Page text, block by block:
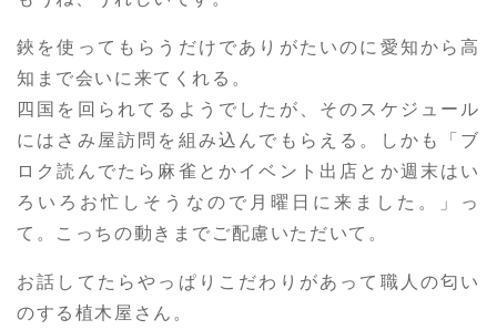
鋏を使ってもらうだけでありがたいのに愛知から高
知まで会いに来てくれる。
四国を回られてるようでしたが、そのスケジュール
にはさみ屋訪問を組み込んでもらえる。しかも「ブ
ロク読んでたら麻雀とかイベント出店とか週末はい
ろいろお忙しそうなので月曜日に来ました。」っ
て。こっちの動きまでご配慮いただいて。
お話してたらやっぱりこだわりがあって職人の匂い
のする植木屋さん。